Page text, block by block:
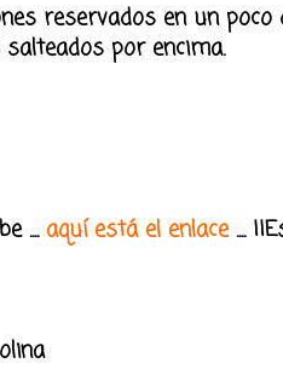
reservados en un
por encima.
.... aquí está el enlace....